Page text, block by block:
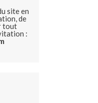
site en
de
tout
: